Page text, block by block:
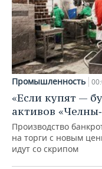
Промышленность
«Если купят —
активов
Производство
на торги с новым
идут со скрипом